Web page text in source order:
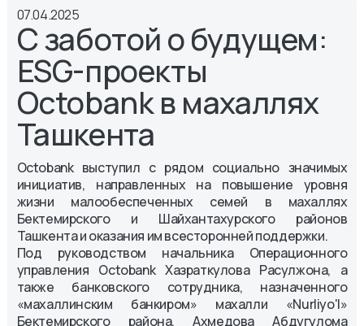
Обычная
версия
Черно-
белая
версия
Озвучить
Размер шрифта
Aa -
Aa
Aa +
07.04.2025
С заботой о будущем:
ESG-проекты
Octobank в махаллях
Ташкента
Octobank выступил с рядом социально значимых
инициатив, направленных на повышение уровня
жизни малообеспеченных семей в махаллях
Бектемирского и Шайхантахурского районов
Ташкента и оказания им всесторонней поддержки.
Под руководством начальника Операционного
управления Octobank Хазраткулова Расулжона, а
также банковского сотрудника, назначенного
«махаллинским банкиром» махалли «Nurliyo'l»
Бектемирского района, Ахмедова Абдугулома